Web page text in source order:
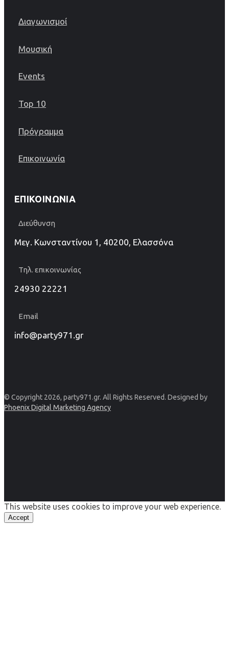
Διαγωνισμοί
Μουσική
Events
Top 10
Πρόγραμμα
Επικοινωνία
ΕΠΙΚΟΙΝΩΝΊΑ
Διεύθυνση
Μεγ. Κωνσταντίνου 1, 40200, Ελασσόνα
Τηλ. επικοινωνίας
24930 22221
Email
info@party971.gr
© Copyright 2026, party971.gr. All Rights Reserved. Designed by
Phoenix Digital Marketing Agency
This website uses cookies to improve your web experience.
Accept